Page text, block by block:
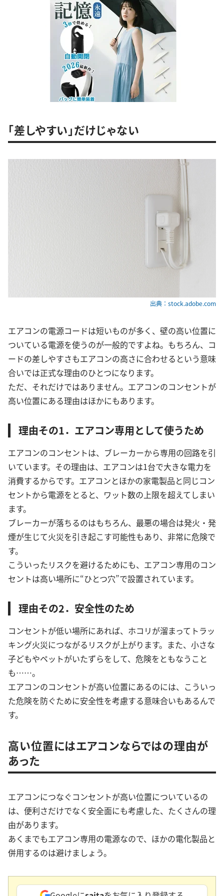
「差しやすい」だけじゃない
出典：stock.adobe.com
エアコンの電源コードは短いものが多く、壁の高い位置に
ついている電源を使うのが一般的ですよね。もちろん、コ
ードの差しやすさもエアコンの高さに合わせるという意味
合いでは正式な理由のひとつになります。
ただ、それだけではありません。エアコンのコンセントが
高い位置にある理由はほかにもあります。
理由その1．エアコン専用として使うため
エアコンのコンセントは、ブレーカーから専用の回路を引
いています。その理由は、エアコンは1台で大きな電力を
消費するからです。エアコンとほかの家電製品と同じコン
セントから電源をとると、ワット数の上限を超えてしまい
ます。
ブレーカーが落ちるのはもちろん、最悪の場合は発火・発
煙が生じて火災を引き起こす可能性もあり、非常に危険で
す。
こういったリスクを避けるためにも、エアコン専用のコン
セントは高い場所に“ひとつ穴”で設置されています。
理由その2．安全性のため
コンセントが低い場所にあれば、ホコリが溜まってトラッ
キング火災につながるリスクが上がります。また、小さな
子どもやペットがいたずらをして、危険をともなうこと
も……。
エアコンのコンセントが高い位置にあるのには、こういっ
た危険を防ぐために安全性を考慮する意味合いもあるんで
す。
高い位置にはエアコンならではの理由が
あった
エアコンにつなぐコンセントが高い位置についているの
は、便利さだけでなく安全面にも考慮した、たくさんの理
由があります。
あくまでもエアコン専用の電源なので、ほかの電化製品と
併用するのは避けましょう。